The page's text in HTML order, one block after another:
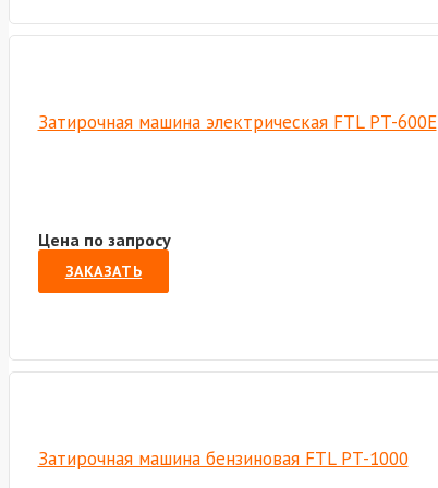
Затирочная машина электрическая FTL PT-600E
Цена по запросу
ЗАКАЗАТЬ
Затирочная машина бензиновая FTL PT-1000